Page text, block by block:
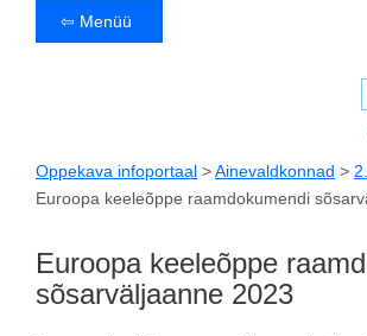
⇦ Menüü
Oppekava infoportaal >Ainevaldkonnad >
Euroopa keeleõppe raamdokumendi
Euroopa keeleõppe
sõsarväljaanne 2023